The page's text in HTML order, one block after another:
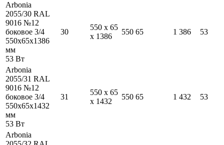
Arbonia
2055/30 RAL
9016 №12
боковое 3/4
550x65x1386
мм
53 Вт
30
550 x 65
x 1386
550 65 1 386 53
Arbonia
2055/31 RAL
9016 №12
боковое 3/4
550x65x1432
мм
53 Вт
31
550 x 65
x 1432
550 65 1 432 53
Arbonia